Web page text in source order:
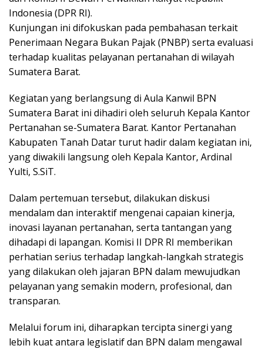
Indonesia (DPR RI).
Kunjungan ini difokuskan pada pembahasan terkait
Penerimaan Negara Bukan Pajak (PNBP) serta evaluasi
terhadap kualitas pelayanan pertanahan di wilayah
Sumatera Barat.
Kegiatan yang berlangsung di Aula Kanwil BPN
Sumatera Barat ini dihadiri oleh seluruh Kepala Kantor
Pertanahan se-Sumatera Barat. Kantor Pertanahan
Kabupaten Tanah Datar turut hadir dalam kegiatan ini,
yang diwakili langsung oleh Kepala Kantor, Ardinal
Yulti, S.SiT.
Dalam pertemuan tersebut, dilakukan diskusi
mendalam dan interaktif mengenai capaian kinerja,
inovasi layanan pertanahan, serta tantangan yang
dihadapi di lapangan. Komisi II DPR RI memberikan
perhatian serius terhadap langkah-langkah strategis
yang dilakukan oleh jajaran BPN dalam mewujudkan
pelayanan yang semakin modern, profesional, dan
transparan.
Melalui forum ini, diharapkan tercipta sinergi yang
lebih kuat antara legislatif dan BPN dalam mengawal